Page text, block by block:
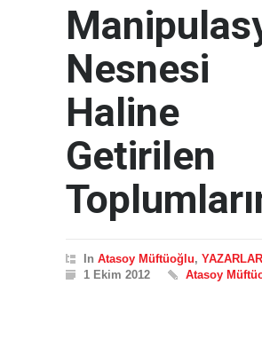
Nesnesi
Haline
Getirilen
In Atasoy Müftüoğlu, YAZARLAR
1 Ekim 2012
Atasoy